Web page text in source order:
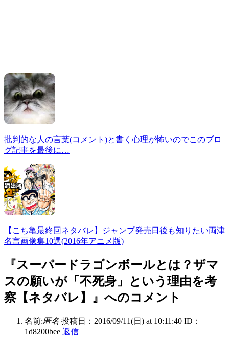
批判的な人の言葉(コメント)と書く心理が怖いのでこのブロ
グ記事を最後に…
【こち亀最終回ネタバレ】ジャンプ発売日後も知りたい両津
名言画像集10選(2016年アニメ版)
『スーパードラゴンボールとは？ザマ
スの願いが「不死身」という理由を考
察【ネタバレ】』へのコメント
名前:匿名 投稿日：2016/09/11(日) at 10:11:40 ID：
1d8200bee 返信